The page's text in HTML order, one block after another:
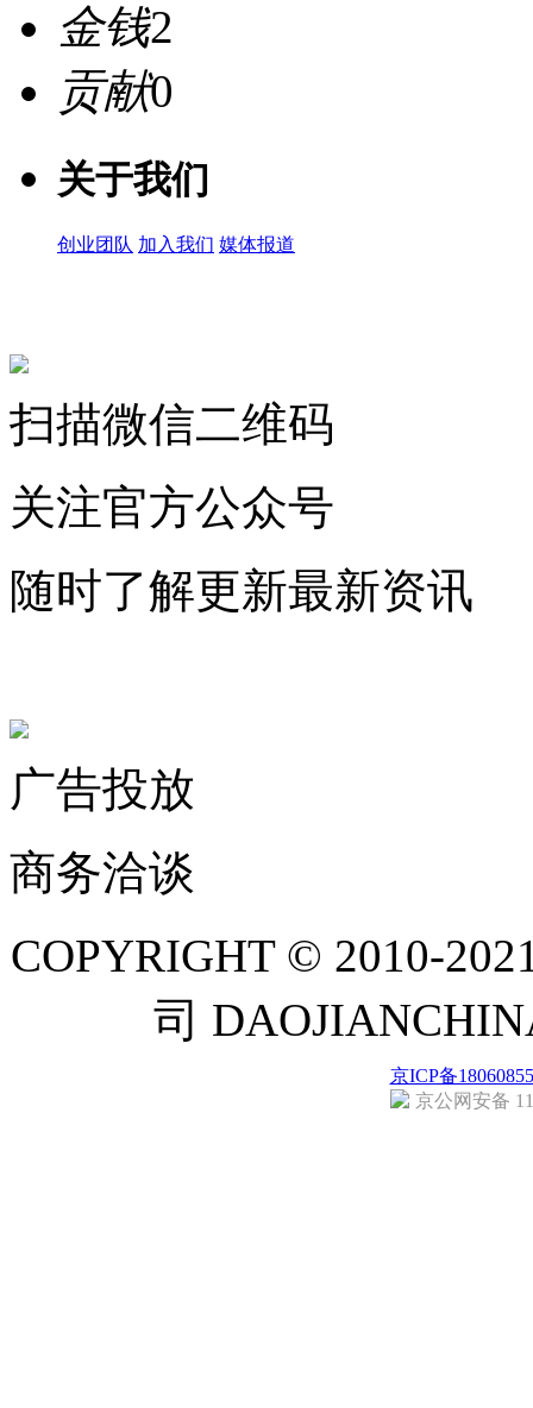
金钱2
贡献0
关于我们
创业团队 加入我们 媒体报道
扫描微信二维码
关注官方公众号
随时了解更新最新资讯
广告投放
商务洽谈
COPYRIGHT © 2010-
司
京ICP备
京公网安备